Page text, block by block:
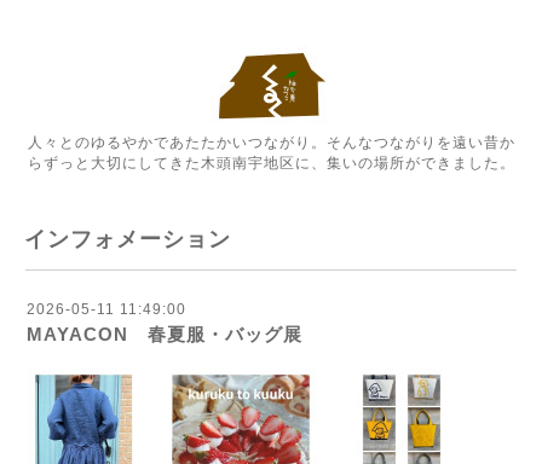
人々とのゆるやかであたたかいつながり。そんなつながりを遠い昔か
らずっと大切にしてきた木頭南宇地区に、集いの場所ができました。
インフォメーション
2026-05-11 11:49:00
MAYACON 春夏服・バッグ展